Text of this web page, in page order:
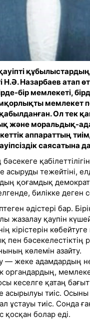
құбылыстардың
Н.Ә. Назарбаев атап
бір мемлекеті,
мемлекет
Ол тек
моральдық-
аппараттың
саясатына
тежейтіні,
қоғамдық
билікке деген
әдістері бар.
жазалау қаупін
кірістерін
пен
көлемін азайту.
— жеке адамдардың
органдардың,
кеселге қатаң
асырылуы тиіс.
ұстауы тиіс. Сонда
қосқан болар еді.